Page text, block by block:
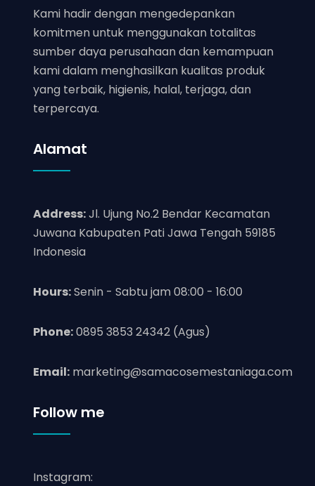
Kami hadir dengan mengedepankan
komitmen untuk menggunakan totalitas
sumber daya perusahaan dan kemampuan
kami dalam menghasilkan kualitas produk
yang terbaik, higienis, halal, terjaga, dan
terpercaya.
Alamat
Address:Jl. Ujung No.2 Bendar Kecamatan
Juwana Kabupaten Pati Jawa Tengah 59185
Indonesia
Hours:Senin - Sabtu jam 08:00 - 16:00
Phone:0895 3853 24342 (Agus)
Email:marketing@samacosemestaniaga.com
Follow me
Instagram: